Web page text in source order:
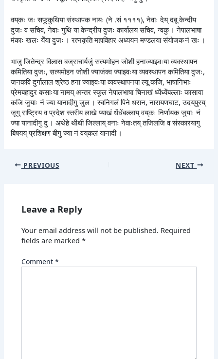
वय्‌कः जः सफूकुथिया संस्थापक नायः (ने .सं ११११), नेवाः देय् दबू केन्दीय
दुजः व सचिव, नेवाः गुथि या केन्द्रीय दुजः कार्यालय सचिव, न्वकु । नेपालभाषा
मंकाः खलः येँया दुजः । रत्नकृति महाविहार अध्ययन मण्डलया संयोजक नं खः ।
भाजु जितेन्द्र विलास बज्राचार्यजुं सत्यमोहन जोशी हनाज्याझ्वःया व्यवस्थापन
कमितिया दुजः, सत्यमोहन जोशी ज्याजंक्व ज्याझ्वःया व्यवस्थापन कमितिया दुजः,
जनकवि दुर्गालाल श्रेष्ठ हना ज्याझ्वःया व्यवस्थापनया ल्यू कजि, भाषानिभाः
प्रेमबहादुर कसाःया नामय् अन्तर स्कूल नेपालभाषा चिनाखं ध्येंध्येंबल्लाः कासाया
कजि जुयाः नं ज्या यानादीगु जुल । स्वनिगलं पिने धरान, नारायणघाट, उदय्‌पुरय्
जूगु राष्ट्रिय व प्रदेश स्तरीय लाखे प्याखं धेंधेंबल्लाय् वय्‌कः निर्णायक जुयाः नं
ज्या यानादीगु दु । अथेहे थीथी जिल्लाय् वनाः नेवाःतय् तजिलजि व संस्कारयागु
बिषयय् प्रशिक्षण बीगु ज्या नं वय्‌कलं यानादी ।
PREVIOUS NEXT
Leave a Reply
Your email address will not be published. Required
fields are marked*
Comment*